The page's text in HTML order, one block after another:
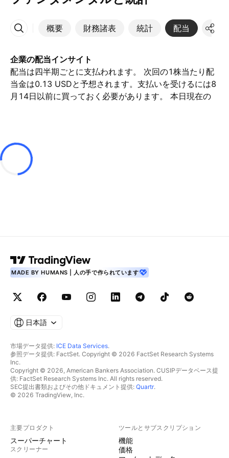
概要 財務諸表 統計 配当 決算
その他
企業の配当インサイト
配当は四半期ごとに支払われます。 次回の1株当たり配
当金は0.13 USDと予想されます。支払いを受けるには8
月14日以前に買っておく必要があります。 本日現在の
MADE BY HUMANS | 人の手で作られています
日本語
市場データ提供: ICE Data Services.
参照データ提供: FactSet. Copyright © 2026 FactSet Research Systems
Inc.
Copyright © 2026, American Bankers Association. CUSIPデータベース提
供: FactSet Research Systems Inc. All rights reserved.
SEC提出書類およびその他ドキュメント提供: Quartr.
© 2026 TradingView, Inc.
主要プロダクト
スーパーチャート
スクリーナー
ツールとサブスクリプション
機能
価格